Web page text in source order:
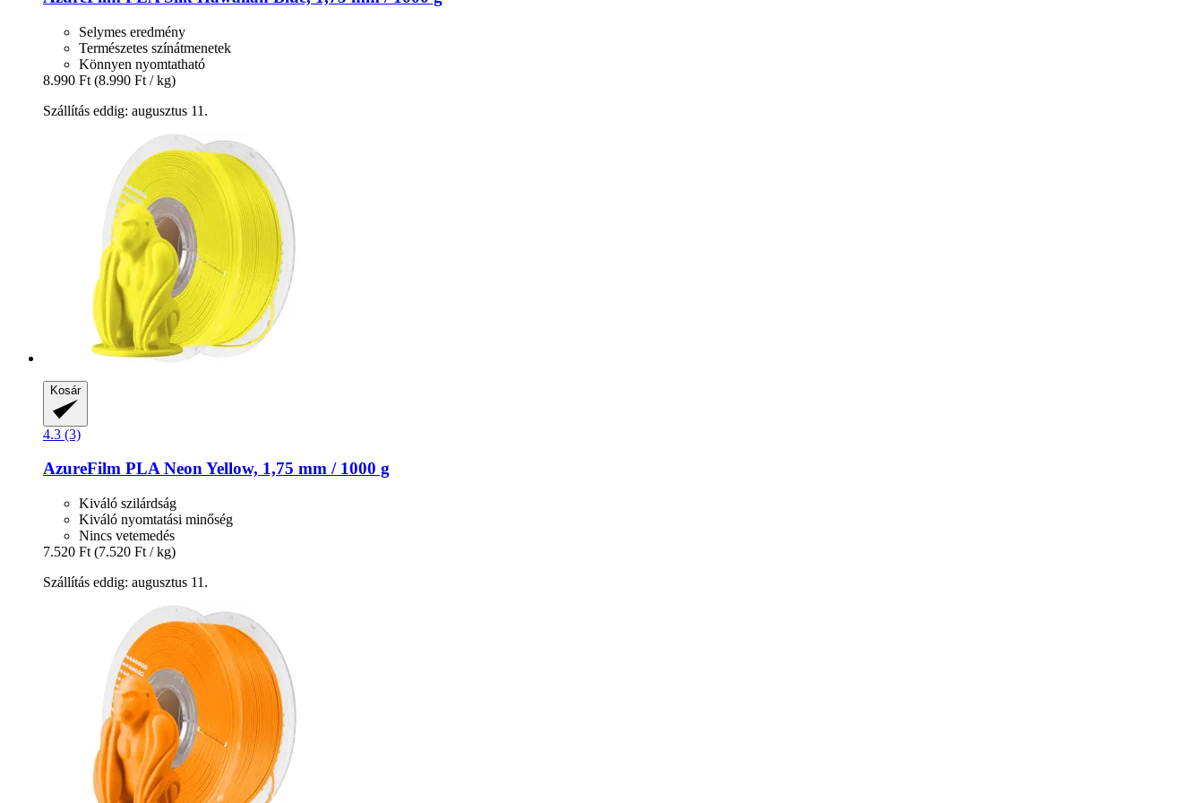
Selymes eredmény
Természetes színátmenetek
Könnyen nyomtatható
8.990 Ft (8.990 Ft / kg)
Szállítás eddig: augusztus 11.
Kosár
4.3 (3)
AzureFilm PLA Neon Yellow, 1,75 mm / 1000 g
Kiváló szilárdság
Kiváló nyomtatási minőség
Nincs vetemedés
7.520 Ft (7.520 Ft / kg)
Szállítás eddig: augusztus 11.